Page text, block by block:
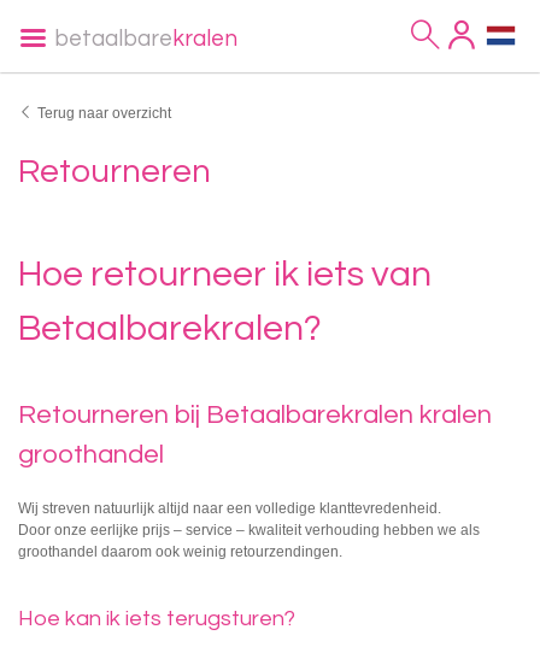
betaalbare kralen
Retourneren
Terug naar overzicht
Hoe retourneer ik iets van
Betaalbarekralen?
Retourneren bij Betaalbarekralen kralen
groothandel
Wij streven natuurlijk altijd naar een volledige klanttevredenheid.
Door onze eerlijke prijs – service – kwaliteit verhouding hebben we als
groothandel daarom ook weinig retourzendingen.
Hoe kan ik iets terugsturen?